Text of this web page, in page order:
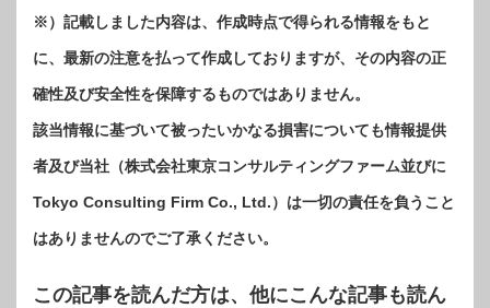
※）記載しました内容は、作成時点で得られる情報をもと
に、最新の注意を払って作成しておりますが、その内容の正
確性及び安全性を保障するものではありません。
該当情報に基づいて被ったいかなる損害についても情報提供
者及び当社（株式会社東京コンサルティングファーム並びに
Tokyo Consulting Firm Co., Ltd.）は一切の責任を負うこと
はありませんのでご了承ください。
この記事を読んだ方は、他にこんな記事も読ん